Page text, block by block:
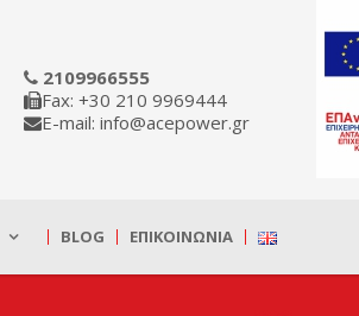
2109966555
Fax: +30 210 9969444
E-mail: info@acepower.gr
BLOG ΕΠΙΚΟΙΝΩΝΊΑ